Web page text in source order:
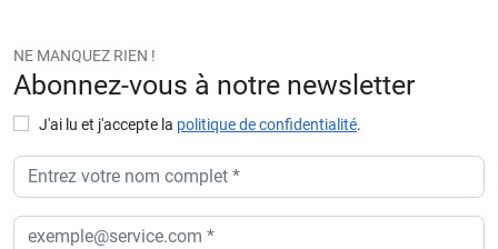
NE MANQUEZ RIEN !
Abonnez-vous à notre newsletter
J'ai lu et j'accepte la politique de confidentialité.